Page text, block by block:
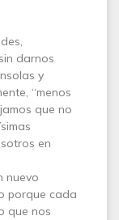
darnos
y
“menos
que no
en
nuevo
porque cada
que nos